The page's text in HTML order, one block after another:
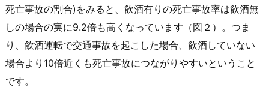
死亡事故の割合)をみると、飲酒有りの死亡事故率は飲酒無
しの場合の実に9.2倍も高くなっています（図２）。つま
り、飲酒運転で交通事故を起こした場合、飲酒していない
場合より10倍近くも死亡事故につながりやすいということ
です。